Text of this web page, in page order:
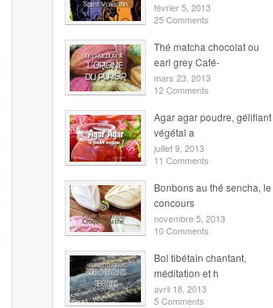
février 5, 2013
25 Comments
Thé matcha chocolat ou
earl grey Café-
mars 23, 2013
12 Comments
Agar agar poudre, gélifiant
végétal a
juillet 9, 2013
11 Comments
Bonbons au thé sencha, le
concours
novembre 5, 2013
10 Comments
Bol tibétain chantant,
méditation et h
avril 18, 2013
5 Comments